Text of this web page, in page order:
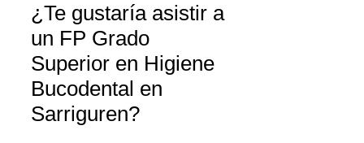
¿Te gustaría asistir a
un FP Grado
Superior en Higiene
Bucodental en
Sarriguren?